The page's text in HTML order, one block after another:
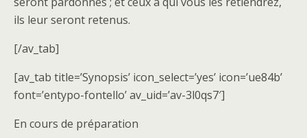
ils leur seront retenus.
[/av_tab]
[av_tab title=’Synopsis’ icon_select=’yes’ icon=’ue84b’
font=’entypo-fontello’ av_uid=’av-3l0qs7′]
En cours de préparation